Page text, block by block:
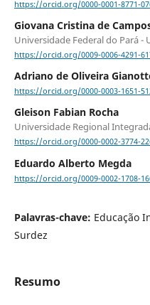
https://orcid.org/0000-0001-8771-
Giovana Cristina de
Universidade Federal do Pará -
https://orcid.org/0009-0006-4291-
Adriano de Oliveira
https://orcid.org/0000-0003-1651-
Gleison Fabian Rocha
Universidade Regional
https://orcid.org/0000-0002-3774-
Eduardo Alberto Megda
https://orcid.org/0009-0002-1708-
Palavras-chave: Educação
Surdez
Resumo